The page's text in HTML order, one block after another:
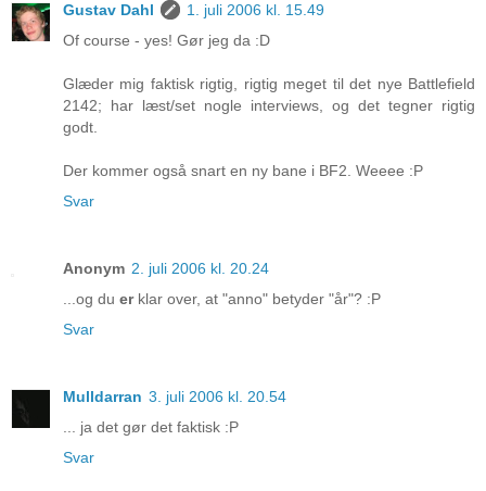
Gustav Dahl
1. juli 2006 kl. 15.49
Of course - yes! Gør jeg da :D
Glæder mig faktisk rigtig, rigtig meget til det nye Battlefield
2142; har læst/set nogle interviews, og det tegner rigtig
godt.
Der kommer også snart en ny bane i BF2. Weeee :P
Svar
Anonym 2. juli 2006 kl. 20.24
...og du erklar over, at "anno" betyder "år"? :P
Svar
Mulldarran 3. juli 2006 kl. 20.54
... ja det gør det faktisk :P
Svar